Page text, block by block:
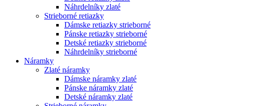
Náhrdelníky zlaté
Strieborné retiazky
Dámske retiazky strieborné
Pánske retiazky strieborné
Detské retiazky strieborné
Náhrdelníky strieborné
Náramky
Zlaté náramky
Dámske náramky zlaté
Pánske náramky zlaté
Detské náramky zlaté